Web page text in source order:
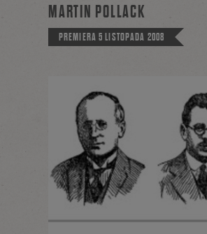
MARTIN POLLACK
PREMIERA5 LISTOPADA 2008